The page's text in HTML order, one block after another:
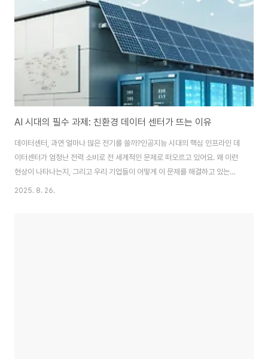
이터를 통합적으로 이해하고 반응하는 멀티모달 에이전트의 세계로 함께 떠나
볼게요. 😊 멀티모달 에이..
AI 시대의 필수 과제: 친환경 데이터 센터가 뜨는 이유
데이터센터, 과연 얼마나 많은 전기를 쓸까?인공지능 시대의 핵심 인프라인 데
이터센터가 엄청난 전력 소비로 전 세계적인 문제로 떠오르고 있어요. 왜 이런
현상이 나타나는지, 그리고 우리 기업들이 어떻게 이 문제를 해결하고 있는지,
친환경 데이터센터의 모든 것을 알려드립니다.안녕하세요! 요즘 AI, 클라우드
2025. 8. 26.